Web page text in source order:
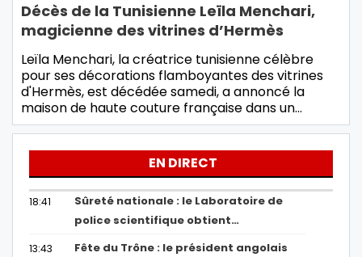
Décès de la Tunisienne Leïla Menchari,
magicienne des vitrines d’Hermès
Leïla Menchari, la créatrice tunisienne célèbre
pour ses décorations flamboyantes des vitrines
d'Hermès, est décédée samedi, a annoncé la
maison de haute couture française dans un…
EN DIRECT
18:41
Sûreté nationale : le Laboratoire de
police scientifique obtient…
13:43
Fête du Trône : le président angolais